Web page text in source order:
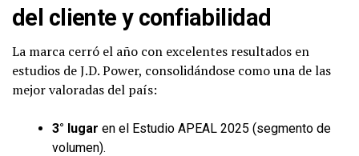
del cliente y confiabilidad
La marca cerró el año con excelentes resultados en
estudios de J.D. Power, consolidándose como una de las
mejor valoradas del país:
3° lugar en el Estudio APEAL 2025 (segmento de
volumen).